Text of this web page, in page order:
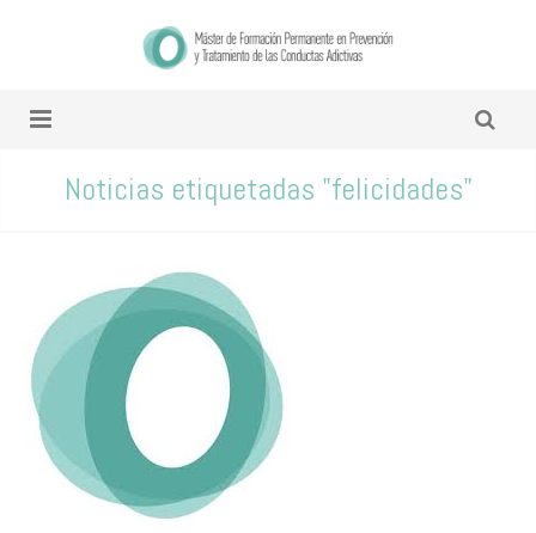
Noticias etiquetadas "felicidades"